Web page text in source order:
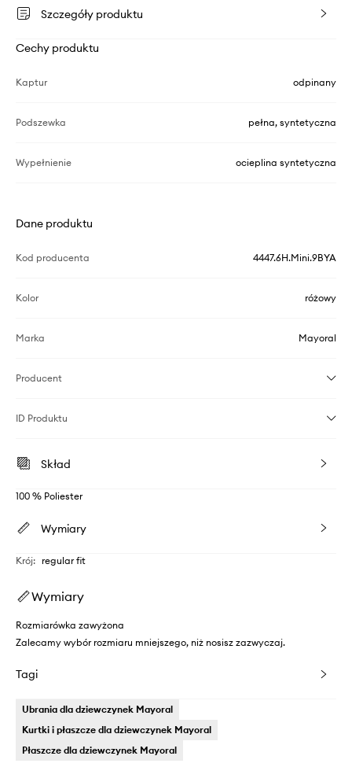
Szczegóły produktu
Cechy produktu
Kaptur odpinany
Podszewka pełna, syntetyczna
Wypełnienie ocieplina syntetyczna
Dane produktu
Kod producenta 4447.6H.Mini.9BYA
Kolor różowy
Marka Mayoral
Producent
ID Produktu
Skład
100 % Poliester
Wymiary
Krój: regular fit
Wymiary
Rozmiarówka zawyżona
Zalecamy wybór rozmiaru mniejszego, niż nosisz zazwyczaj.
Tagi
Ubrania dla dziewczynek Mayoral
Kurtki i płaszcze dla dziewczynek Mayoral
Płaszcze dla dziewczynek Mayoral